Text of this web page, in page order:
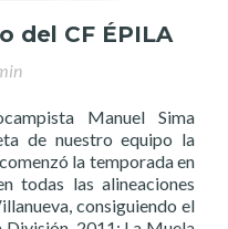
del CF ÉPILA
Manuel Sima
de nuestro equipo la
la temporada en
todas las alineaciones
consiguiendo el